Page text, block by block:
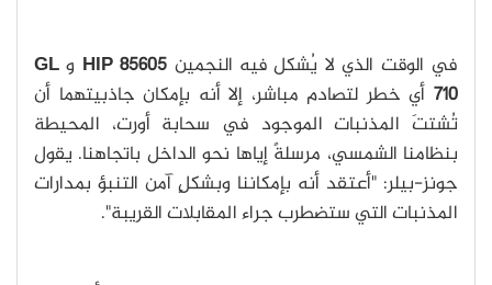
في الوقت الذي لا يُشكل فيه النجمين و GL
710 أي خطر لتصادم مباشر، إلا أنه بإمكان جاذبيتهما أن
تُشتتَ المذنبات الموجود في سحابة أورت، المحيطة
بنظامنا الشمسي، مرسلةً إياها نحو الداخل باتجاهنا. يقول
جونز-بيلر: "أعتقد أنه بإمكاننا وبشكلٍ آمن التنبؤ بمدارات
المذنبات التي ستضطرب جراء المقابلات القريبة".